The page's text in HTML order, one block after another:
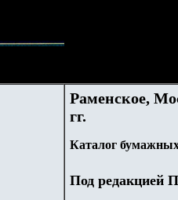
Раменское,
гг.
Каталог
Под редакцией